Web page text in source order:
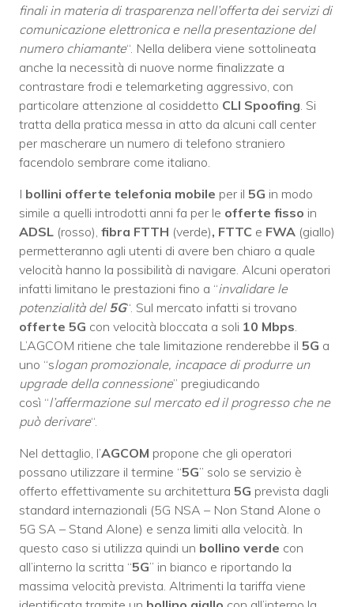
finali in materia di trasparenza nell’offerta dei servizi di
comunicazione elettronica e nella presentazione del
numero chiamante“. Nella delibera viene sottolineata
anche la necessità di nuove norme finalizzate a
contrastare frodi e telemarketing aggressivo, con
particolare attenzione al cosiddetto CLI Spoofing. Si
tratta della pratica messa in atto da alcuni call center
per mascherare un numero di telefono straniero
facendolo sembrare come italiano.
I bollini offerte telefonia mobile per il 5G in modo
simile a quelli introdotti anni fa per le offerte fisso in
ADSL (rosso), fibra FTTH (verde), FTTC e FWA (giallo)
permetteranno agli utenti di avere ben chiaro a quale
velocità hanno la possibilità di navigare. Alcuni operatori
infatti limitano le prestazioni fino a “invalidare le
potenzialità del 5G“. Sul mercato infatti si trovano
offerte 5G con velocità bloccata a soli 10 Mbps.
L’AGCOM ritiene che tale limitazione renderebbe il 5G a
uno “slogan promozionale, incapace di produrre un
upgrade della connessione” pregiudicando
così “l’affermazione sul mercato ed il progresso che ne
può derivare“.
Nel dettaglio, l’AGCOM propone che gli operatori
possano utilizzare il termine “5G” solo se servizio è
offerto effettivamente su architettura 5G prevista dagli
standard internazionali (5G NSA – Non Stand Alone o
5G SA – Stand Alone) e senza limiti alla velocità. In
questo caso si utilizza quindi un bollino verde con
all’interno la scritta “5G” in bianco e riportando la
massima velocità prevista. Altrimenti la tariffa viene